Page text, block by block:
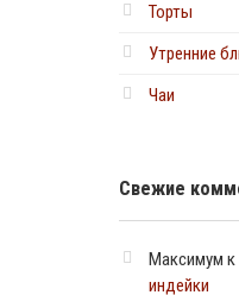
Торты
Утренние
Чаи
Свежие
Максимум к
индейки